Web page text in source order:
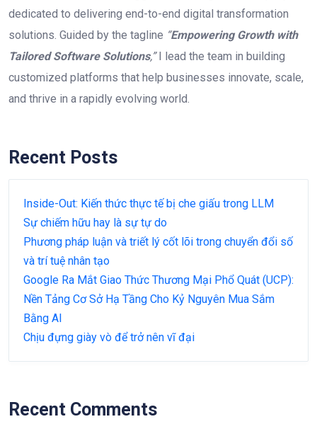
dedicated to delivering end-to-end digital transformation
solutions. Guided by the tagline “Empowering Growth with
Tailored Software Solutions,”I lead the team in building
customized platforms that help businesses innovate, scale,
and thrive in a rapidly evolving world.
Recent Posts
Inside-Out: Kiến thức thực tế bị che giấu trong LLM
Sự chiếm hữu hay là sự tự do
Phương pháp luận và triết lý cốt lõi trong chuyển đổi số
và trí tuệ nhân tạo
Google Ra Mắt Giao Thức Thương Mại Phổ Quát (UCP):
Nền Tảng Cơ Sở Hạ Tầng Cho Kỷ Nguyên Mua Sắm
Bằng AI
Chịu đựng giày vò để trở nên vĩ đại
Recent Comments